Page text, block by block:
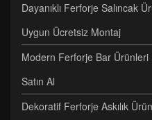
Dayanıklı Ferforje Salıncak
Uygun Ücretsiz Montaj
Modern Ferforje Bar Ürünleri
Satın Al
Dekoratif Ferforje Askılık